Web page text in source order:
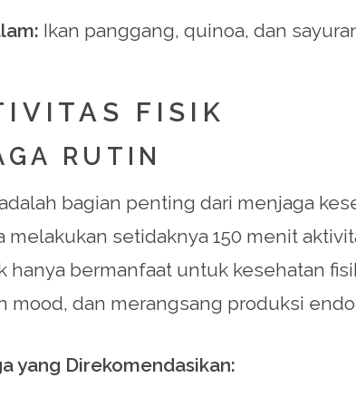
Ikan panggang, quinoa, dan
FISIK
RUTIN
bagian penting dari menjaga
melakukan setidaknya 150 menit
hanya bermanfaat untuk kesehatan
mood, dan merangsang produksi
yang Direkomendasikan: